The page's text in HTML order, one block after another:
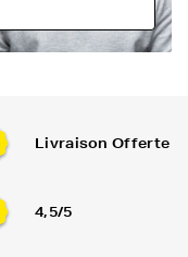
Livraison Offerte
4,5/5